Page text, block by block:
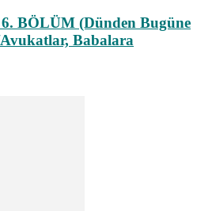
BÖLÜM (Dünden Bugüne
Babalara